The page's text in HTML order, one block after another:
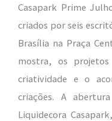
Casapark Prime
criados por seis
Brasília na Praça
mostra, os
criatividade e o
criações. A
Liquidecora